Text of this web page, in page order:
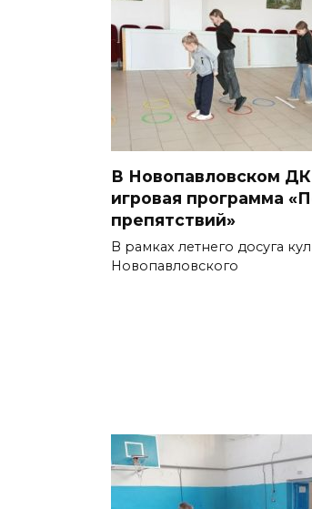
В Новопавловском
игровая программа
препятствий»
В рамках летнего досуга
Новопавловского